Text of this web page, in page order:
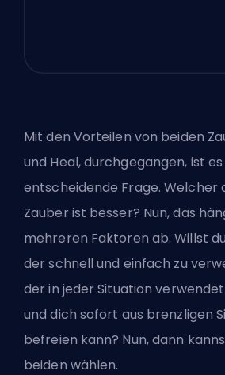
Mit den Vorteilen von beiden
und Heal, durchgegangen, ist
entscheidende Frage. Welcher
Zauber ist besser? Nun, das
mehreren Faktoren ab. Willst
der schnell und einfach zu
der in jeder Situation
und dich sofort aus brenzligen
befreien kann? Nun, dann
beiden wählen.